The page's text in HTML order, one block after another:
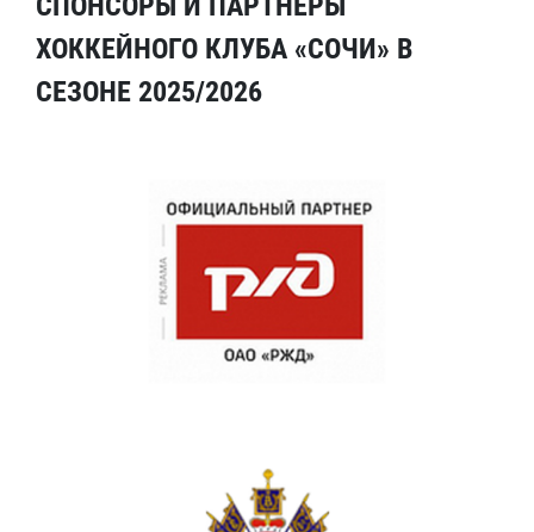
ХОККЕЙНОГО КЛУБА «СОЧИ» В
СЕЗОНЕ 2025/2026